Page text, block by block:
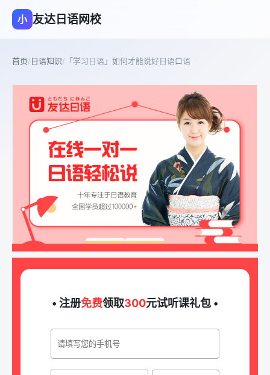
小 友达日语网校
首页/日语知识/ 「学习日语」如何才能说好日语口语
• 注册免费领取300元试听课礼包 •